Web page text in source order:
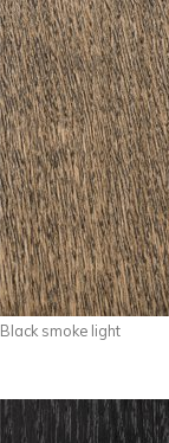
Black smoke light